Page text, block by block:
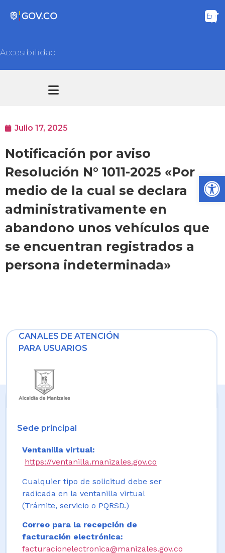
Accesibilidad
Julio 17, 2025
Notificación por aviso
Resolución N° 1011-2025 «Por
medio de la cual se declara
administrativamente en
abandono unos vehículos que
se encuentran registrados a
persona indeterminada»
CANALES DE ATENCIÓN
PARA USUARIOS
Sede principal
Ventanilla virtual:
https://ventanilla.manizales.gov.co
Cualquier tipo de solicitud debe ser
radicada en la ventanilla virtual
(Trámite, servicio o PQRSD.)
Correo para la recepción de
facturación electrónica:
facturacionelectronica@manizales.gov.co